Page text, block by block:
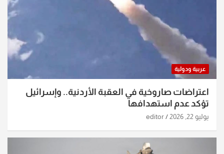
عربية ودولية
اعتراضات صاروخية في العقبة الأردنية.. وإسرائيل
تؤكد عدم استهدافها
يوليو 22, 2026 editor